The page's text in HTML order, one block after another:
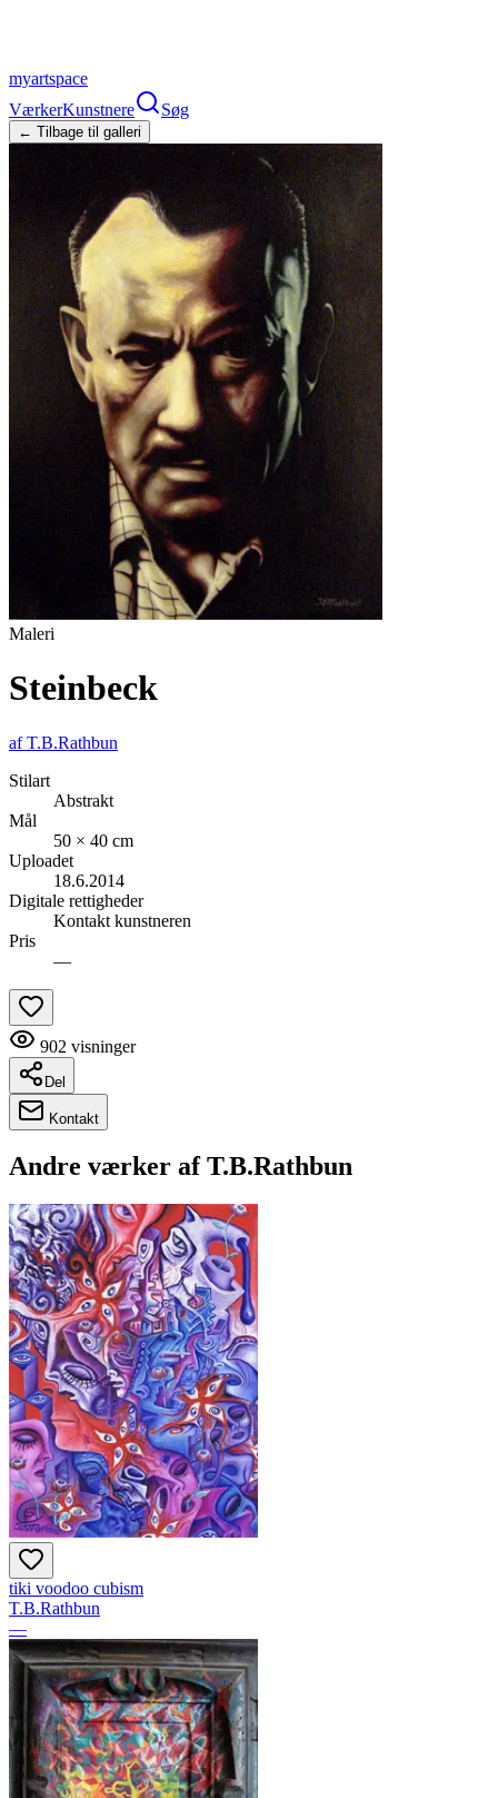
myartspace
VærkerKunstnere Søg
← Tilbage til galleri
Maleri
Steinbeck
afT.B.Rathbun
Stilart
Abstrakt
Mål
50 × 40 cm
Uploadet
18.6.2014
Digitale rettigheder
Kontakt kunstneren
Pris
—
902 visninger
Del
Kontakt
Andre værker afT.B.Rathbun
tiki voodoo cubism
T.B.Rathbun
—